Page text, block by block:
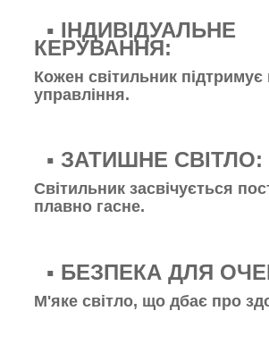
▪️ ІНДИВІДУАЛЬНЕ
КЕРУВАННЯ:
Кожен світильник
управління.
▪️ ЗАТИШНЕ СВІТЛО:
Світильник засвічується
плавно гасне.
▪️ БЕЗПЕКА ДЛЯ
М'яке світло, що дбає про